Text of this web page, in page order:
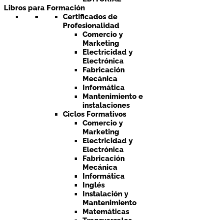
Libros para Formación
Certificados de
Profesionalidad
Comercio y
Marketing
Electricidad y
Electrónica
Fabricación
Mecánica
Informática
Mantenimiento e
instalaciones
Ciclos Formativos
Comercio y
Marketing
Electricidad y
Electrónica
Fabricación
Mecánica
Informática
Inglés
Instalación y
Mantenimiento
Matemáticas